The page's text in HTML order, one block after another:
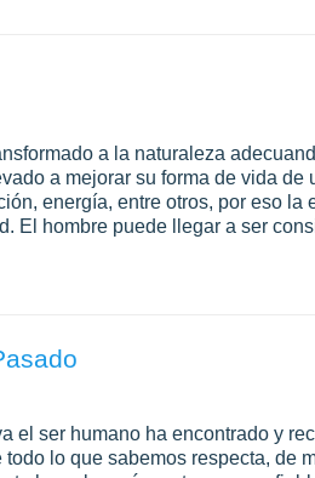
a la naturaleza
a mejorar su forma de vida de
energía, entre otros, por eso la
El hombre puede llegar a ser
el ser humano ha encontrado y
lo que sabemos respecta, de